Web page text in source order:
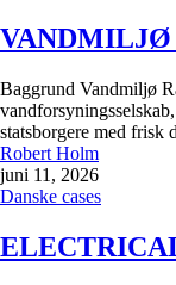
VANDMILJØ
Baggrund Vandmiljø
statsborgere med frisk
Robert Holm
juni 11, 2026
Danske cases